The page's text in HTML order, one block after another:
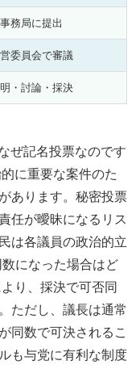
務局に提出
委員会で審議
・討論・採決
ぜ記名投票なのです
に重要な案件のた
あります。秘密投票
任が曖昧になるリス
は各議員の政治的立
になった場合はど
り、採決で可否同
ただし、議長は通常
同数で可決されるこ
も与党に有利な制度